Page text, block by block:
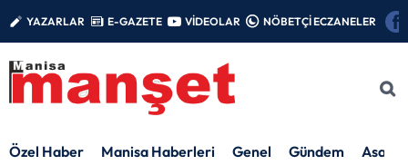
YAZARLAR E-GAZETE VİDEOLAR NÖBETÇİ ECZANELER
Özel Haber Manisa Haberleri Genel Gündem Asayiş